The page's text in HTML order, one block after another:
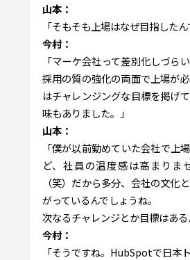
山本：
「そもそも上場はなぜ目指したん
今村：
「マーケ会社って差別化しづら
採用の質の強化の両面で上場が
はチャレンジングな目標を掲げ
味もありました。」
山本：
「僕が以前勤めていた会社で上
ど、社員の温度感は高まりま
（笑）だから多分、会社の文化
がっているんでしょうね。
次なるチャレンジとか目標はある
今村：
「そうですね。HubSpotで日本